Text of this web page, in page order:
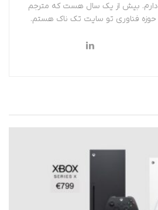
دارم. بیش از یک سال هست که مترجم
حوزه فناوری تو سایت تک ناک هستم.